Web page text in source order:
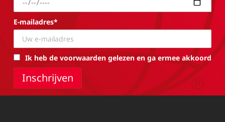
E-mailadres*
Ik heb de voorwaarden gelezen en ga ermee akkoord